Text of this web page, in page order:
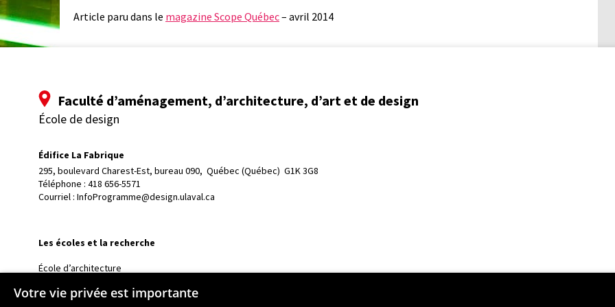
Article paru dans le magazine Scope Québec– avril 2014
Faculté d’aménagement, d’architecture, d’art et de design
École de design
Édifice La Fabrique
295, boulevard Charest-Est, bureau 090, Québec (Québec)  G1K 3G8
Téléphone : 418 656-5571
Courriel : InfoProgramme@design.ulaval.ca
Les écoles et la recherche
École d’architecture
École supérieure d’aménagement du territoire et de développement régional
Votre vie privée est importante